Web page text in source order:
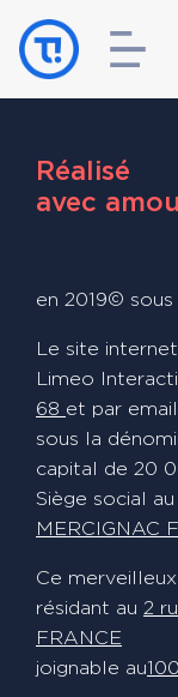
Réalisé
avec
en 2019©
Le site
Limeo
68 et par
sous la
capital de 20
Siège social au
MERCIGNAC
Ce
résidant au 2
FRANCE
joignable au